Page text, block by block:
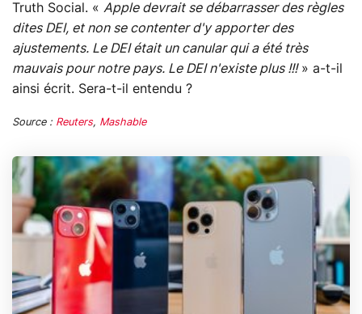
Truth Social. « Apple devrait se débarrasser des règles
dites DEI, et non se contenter d'y apporter des
ajustements. Le DEI était un canular qui a été très
mauvais pour notre pays. Le DEI n'existe plus !!!» a-t-il
ainsi écrit. Sera-t-il entendu ?
Source : Reuters, Mashable